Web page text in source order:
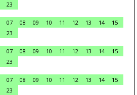
23
07 08 09 10 11 12 13 14
15
23
07 08 09 10 11 12 13 14
15
23
07 08 09 10 11 12 13 14
15
23